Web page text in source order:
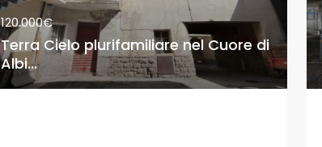
120.000€
Terra Cielo plurifamiliare nel Cuore di
Albi...